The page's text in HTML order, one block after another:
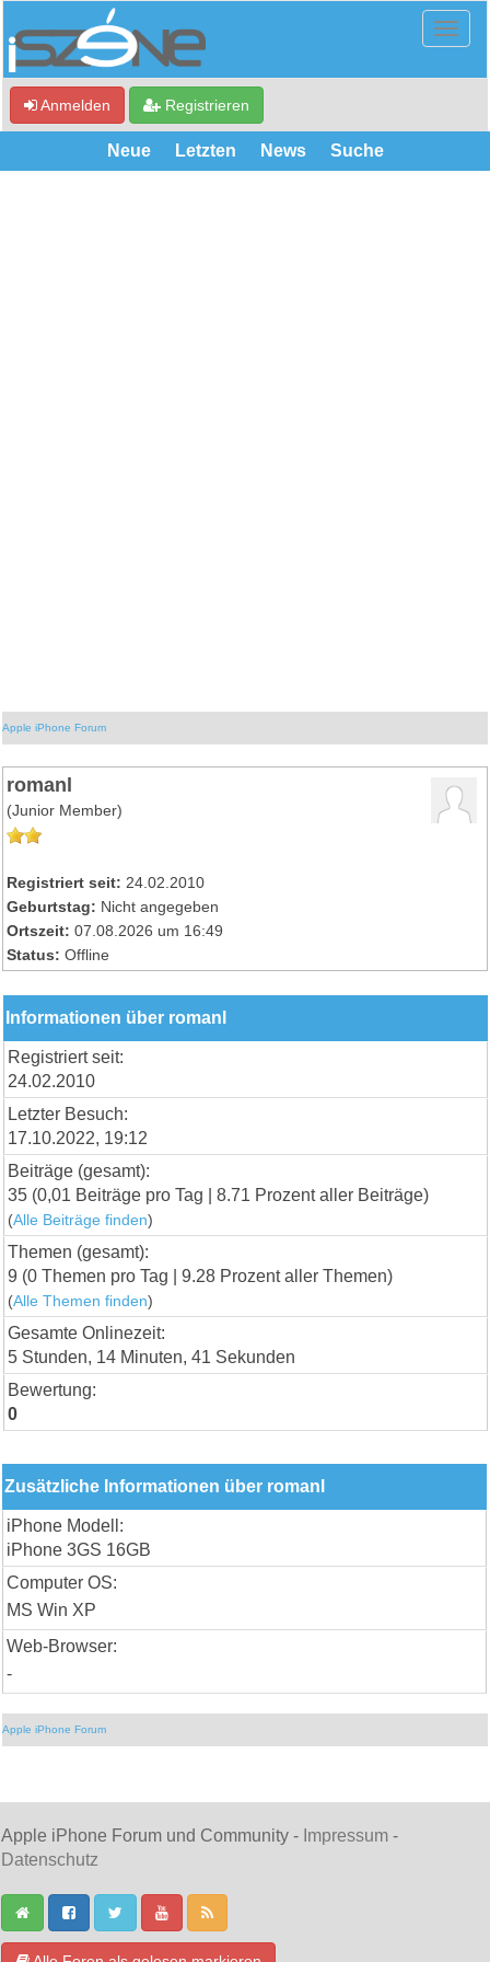
Anmelden Registrieren
Neue Letzten News Suche
Apple iPhone Forum
romanl
(Junior Member)
Registriert seit: 24.02.2010
Geburtstag: Nicht angegeben
Ortszeit: 07.08.2026 um 16:49
Status: Offline
Informationen über romanl
Registriert seit:
24.02.2010
Letzter Besuch:
17.10.2022, 19:12
Beiträge (gesamt):
35 (0,01 Beiträge pro Tag | 8.71 Prozent aller Beiträge)
(Alle Beiträge finden)
Themen (gesamt):
9 (0 Themen pro Tag | 9.28 Prozent aller Themen)
(Alle Themen finden)
Gesamte Onlinezeit:
5 Stunden, 14 Minuten, 41 Sekunden
Bewertung:
0
Zusätzliche Informationen über romanl
iPhone Modell:
iPhone 3GS 16GB
Computer OS:
MS Win XP
Web-Browser:
-
Apple iPhone Forum
Apple iPhone Forum und Community - Impressum -
Datenschutz